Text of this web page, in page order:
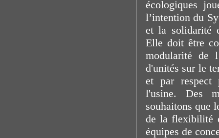
écologiques
l’intention du
et la solidarité
Elle doit être
modularité de
d'unités sur le
et par respect
l'usine. Des
souhaitons que
de la flexibilité
équipes de